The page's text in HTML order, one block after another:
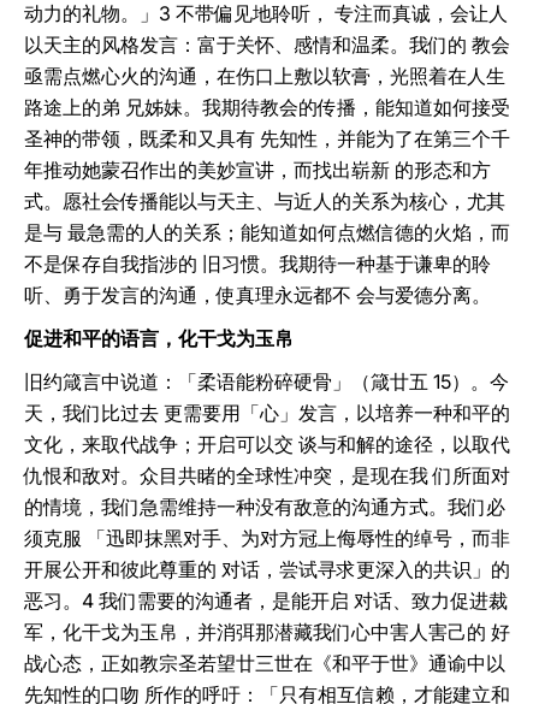
动力的礼物。」3 不带偏见地聆听， 专注而真诚，会让人
以天主的风格发言：富于关怀、感情和温柔。我们的 教会
亟需点燃心火的沟通，在伤口上敷以软膏，光照着在人生
路途上的弟 兄姊妹。我期待教会的传播，能知道如何接受
圣神的带领，既柔和又具有 先知性，并能为了在第三个千
年推动她蒙召作出的美妙宣讲，而找出崭新 的形态和方
式。愿社会传播能以与天主、与近人的关系为核心，尤其
是与 最急需的人的关系；能知道如何点燃信德的火焰，而
不是保存自我指涉的 旧习惯。我期待一种基于谦卑的聆
听、勇于发言的沟通，使真理永远都不 会与爱德分离。
促进和平的语言，化干戈为玉帛
旧约箴言中说道：「柔语能粉碎硬骨」（箴廿五 15）。今
天，我们比过去 更需要用「心」发言，以培养一种和平的
文化，来取代战争；开启可以交 谈与和解的途径，以取代
仇恨和敌对。众目共睹的全球性冲突，是现在我 们所面对
的情境，我们急需维持一种没有敌意的沟通方式。我们必
须克服 「迅即抹黑对手、为对方冠上侮辱性的绰号，而非
开展公开和彼此尊重的 对话，尝试寻求更深入的共识」的
恶习。4 我们需要的沟通者，是能开启 对话、致力促进裁
军，化干戈为玉帛，并消弭那潜藏我们心中害人害己的 好
战心态，正如教宗圣若望廿三世在《和平于世》通谕中以
先知性的口吻 所作的呼吁：「只有相互信赖，才能建立和